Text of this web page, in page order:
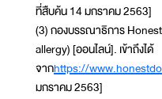
ที่สืบค้น 14 มกราคม 2563]
(3) กองบรรณาธิการ
allergy) [ออนไลน์]. เข้าถึงได้
จากhttps://
มกราคม 2563]